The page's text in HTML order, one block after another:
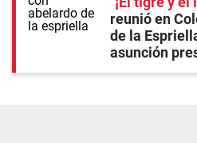
reunió en
de la
asunción